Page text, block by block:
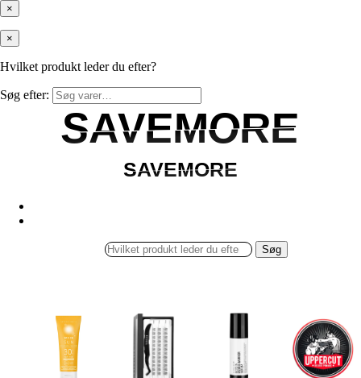
×
×
Hvilket produkt leder du efter?
Søg efter:
SAVEMORE
SAVEMORE
SAVEMORE
SAVEMORE
Søg